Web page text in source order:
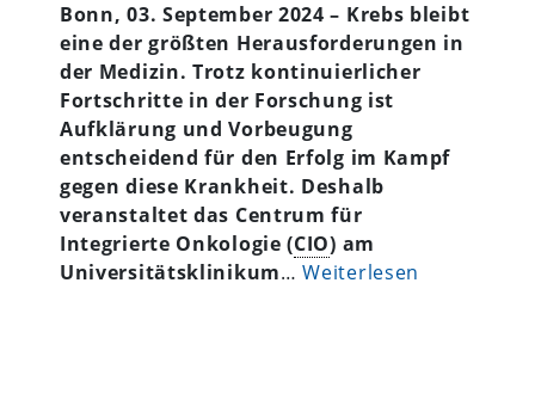
Bonn, 03. September 2024 – Krebs bleibt
eine der größten Herausforderungen in
der Medizin. Trotz kontinuierlicher
Fortschritte in der Forschung ist
Aufklärung und Vorbeugung
entscheidend für den Erfolg im Kampf
gegen diese Krankheit. Deshalb
veranstaltet das Centrum für
Integrierte Onkologie (CIO) am
Universitätsklinikum…Weiterlesen